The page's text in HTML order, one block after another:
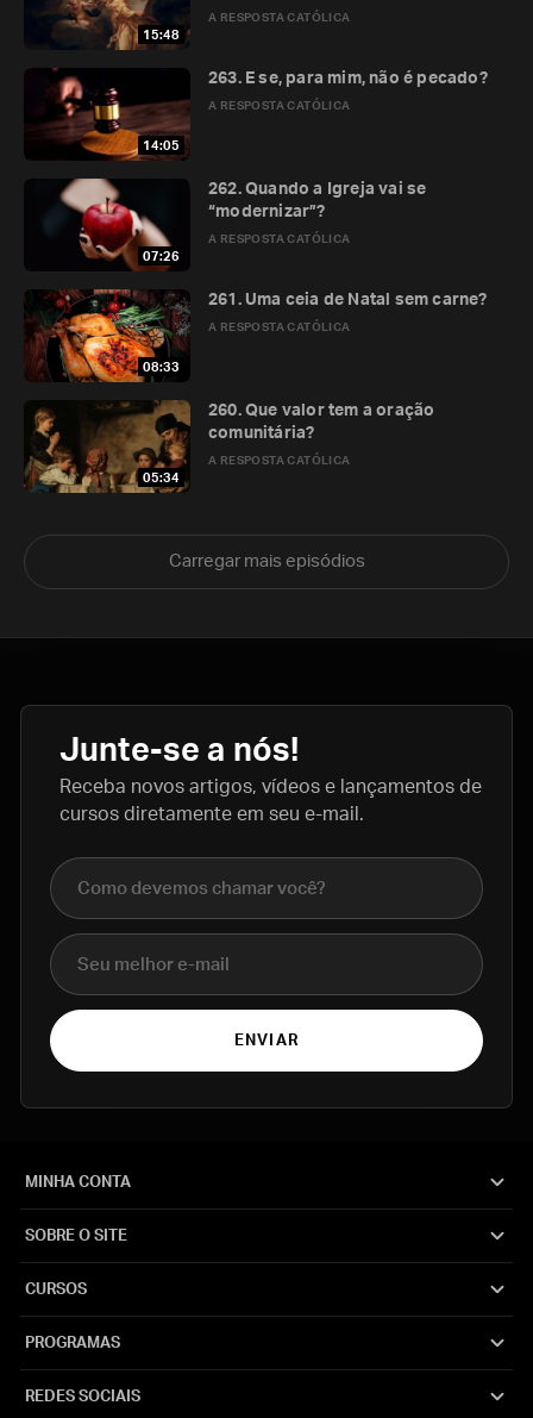
15:48
A RESPOSTA CATÓLICA
14:05
A RESPOSTA CATÓLICA
263. E se, para mim, não é pecado?
07:26
A RESPOSTA CATÓLICA
262. Quando a Igreja vai se
“modernizar”?
08:33
A RESPOSTA CATÓLICA
261. Uma ceia de Natal sem carne?
05:34
A RESPOSTA CATÓLICA
260. Que valor tem a oração
comunitária?
Carregar mais episódios
Junte-se a nós!
Receba novos artigos, vídeos e lançamentos de
cursos diretamente em seu e-mail.
Nome completo
E-mail
ENVIAR
MINHA CONTA
SOBRE O SITE
CURSOS
PROGRAMAS
REDES SOCIAIS